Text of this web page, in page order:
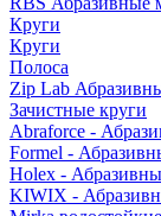
Круги
Круги
Полоса
Zip Lab
Зачистные круги
Abraforce -
Formel -
Holex -
KIWIX -